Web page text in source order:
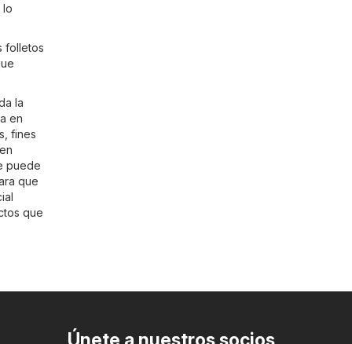
lo
folletos
la
en
fines
puede
que
que